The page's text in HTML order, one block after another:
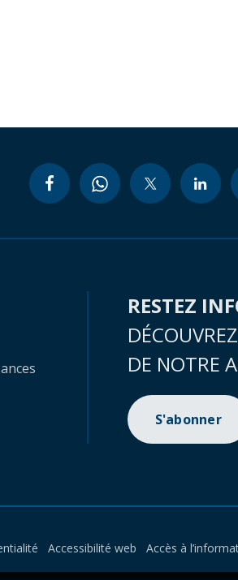
RESTEZ
DE NOTRE
S'abonner
Accessibilité web Accès à